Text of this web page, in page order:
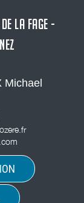
LA FAGE -
Michael